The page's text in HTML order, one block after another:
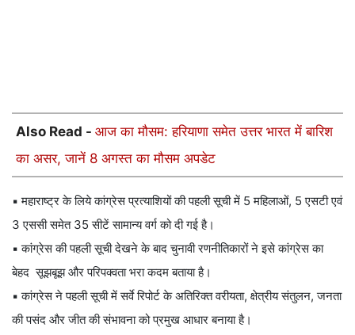
Also Read - आज का मौसम: हरियाणा समेत उत्तर भारत में बारिश
का असर, जानें 8 अगस्त का मौसम अपडेट
▪️ महाराष्ट्र के लिये कांग्रेस प्रत्याशियों की पहली सूची में 5 महिलाओं, 5 एसटी एवं
3 एससी समेत 35 सीटें सामान्य वर्ग को दी गई है।
▪️ कांग्रेस की पहली सूची देखने के बाद चुनावी रणनीतिकारों ने इसे कांग्रेस का
बेहद सूझबूझ और परिपक्वता भरा कदम बताया है।
▪️ कांग्रेस ने पहली सूची में सर्वे रिपोर्ट के अतिरिक्त वरीयता, क्षेत्रीय संतुलन, जनता
की पसंद और जीत की संभावना को प्रमुख आधार बनाया है।